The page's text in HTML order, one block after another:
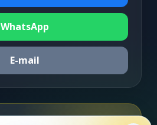
WhatsApp
E-mail